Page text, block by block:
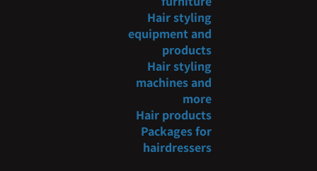
Hair styling
equipment and
products
Hair styling
machines and
more
Hair products
Packages for
hairdressers